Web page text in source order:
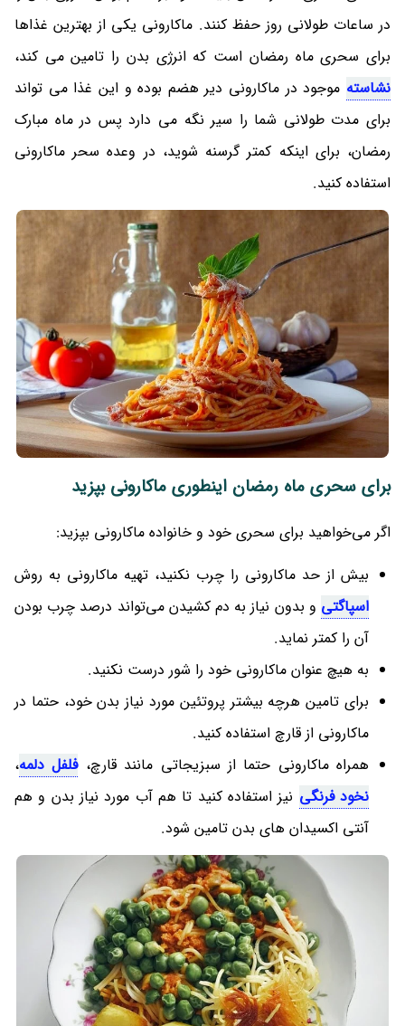
در ساعات طولانی روز حفظ کنند. ماکارونی یکی از بهترین غذاها
برای سحری ماه رمضان است که انرژی بدن را تامین می کند،
نشاسته موجود در ماکارونی دیر هضم بوده و این غذا می تواند
برای مدت طولانی شما را سیر نگه می دارد پس در ماه مبارک
رمضان، برای اینکه کمتر گرسنه شوید، در وعده سحر ماکارونی
استفاده کنید.
برای سحری ماه رمضان اینطوری ماکارونی بپزید
اگر می‌خواهید برای سحری خود و خانواده ماکارونی بپزید:
بیش از حد ماکارونی را چرب نکنید، تهیه ماکارونی به روش
اسپاگتی و بدون نیاز به دم کشیدن می‌تواند درصد چرب بودن
آن را کمتر نماید.
به هیچ عنوان ماکارونی خود را شور درست نکنید.
برای تامین هرچه بیشتر پروتئین مورد نیاز بدن خود، حتما در
ماکارونی از قارچ استفاده کنید.
همراه ماکارونی حتما از سبزیجاتی مانند قارچ،فلفل دلمه،
نخود فرنگی نیز استفاده کنید تا هم آب مورد نیاز بدن و هم
آنتی اکسیدان های بدن تامین شود.